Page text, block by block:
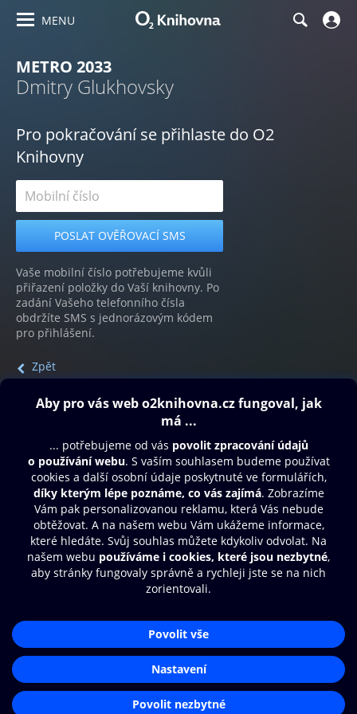
MENU
METRO 2033
Dmitry Glukhovsky
Pro pokračování se přihlaste do O2
Knihovny
Vaše mobilní číslo potřebujeme kvůli
přiřazení položky do Vaší knihovny. Po
zadání Vašeho telefonního čísla
obdržíte SMS s jednorázovým kódem
pro přihlášení.
Zpět
Obsah ke stažení
Moje O2 Knihovna
Další zábava
© O2 Czech Republic a.s.
Přístupnost
Zásady zpracování osobních údajů
Nastavení cookies
Aplikace O2 Knihovna
Čti a poslouchej své e-knihy a
audioknihy rychleji a pohodlněji.